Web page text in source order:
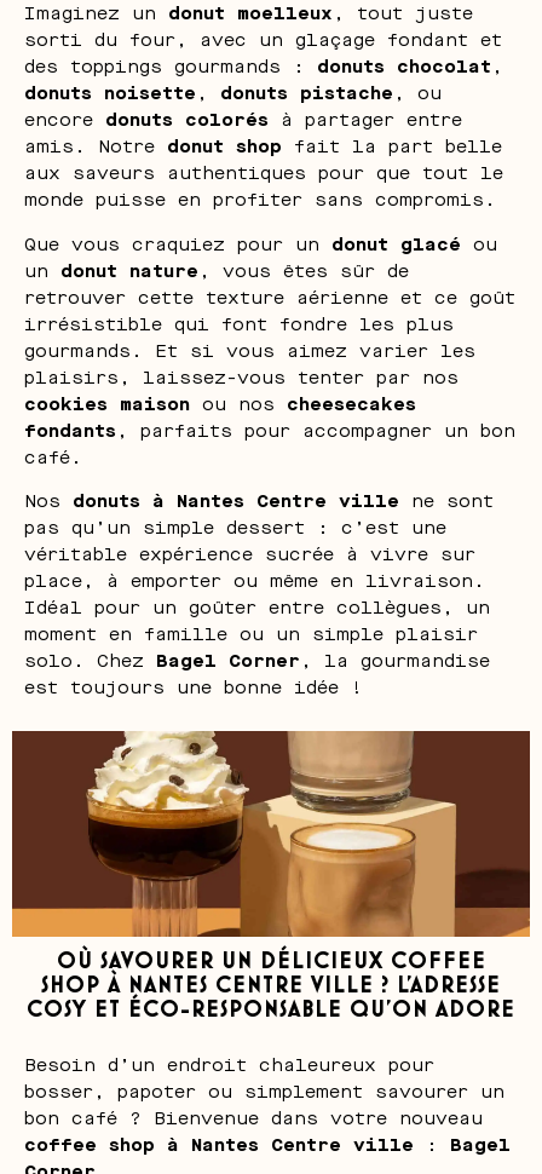
Imaginez un donut moelleux , tout juste
sorti du four, avec un glaçage fondant et
des toppings gourmands : donuts chocolat ,
donuts noisette , donuts pistache , ou
encore donuts colorés à partager entre
amis. Notre donut shop fait la part belle
aux saveurs authentiques pour que tout le
monde puisse en profiter sans compromis.
Que vous craquiez pour un donut glacé ou
un donut nature , vous êtes sûr de
retrouver cette texture aérienne et ce goût
irrésistible qui font fondre les plus
gourmands. Et si vous aimez varier les
plaisirs, laissez-vous tenter par nos
cookies maison ou nos cheesecakes
fondants , parfaits pour accompagner un bon
café.
Nos donuts à Nantes Centre ville ne sont
pas qu’un simple dessert : c’est une
véritable expérience sucrée à vivre sur
place, à emporter ou même en livraison.
Idéal pour un goûter entre collègues, un
moment en famille ou un simple plaisir
solo. Chez Bagel Corner , la gourmandise
est toujours une bonne idée !
OÙ SAVOURER UN DÉLICIEUX COFFEE
SHOP À NANTES CENTRE VILLE ? L’ADRESSE
COSY ET ÉCO-RESPONSABLE QU’ON ADORE
Besoin d’un endroit chaleureux pour
bosser, papoter ou simplement savourer un
bon café ? Bienvenue dans votre nouveau
coffee shop à Nantes Centre ville : Bagel